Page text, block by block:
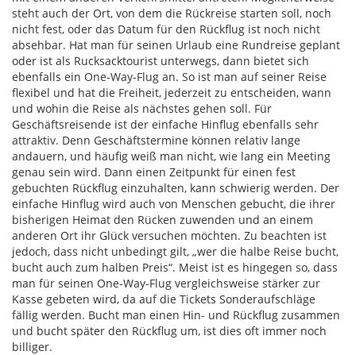
steht auch der Ort, von dem die Rückreise starten soll, noch
nicht fest, oder das Datum für den Rückflug ist noch nicht
absehbar. Hat man für seinen Urlaub eine Rundreise geplant
oder ist als Rucksacktourist unterwegs, dann bietet sich
ebenfalls ein One-Way-Flug an. So ist man auf seiner Reise
flexibel und hat die Freiheit, jederzeit zu entscheiden, wann
und wohin die Reise als nächstes gehen soll. Für
Geschäftsreisende ist der einfache Hinflug ebenfalls sehr
attraktiv. Denn Geschäftstermine können relativ lange
andauern, und häufig weiß man nicht, wie lang ein Meeting
genau sein wird. Dann einen Zeitpunkt für einen fest
gebuchten Rückflug einzuhalten, kann schwierig werden. Der
einfache Hinflug wird auch von Menschen gebucht, die ihrer
bisherigen Heimat den Rücken zuwenden und an einem
anderen Ort ihr Glück versuchen möchten. Zu beachten ist
jedoch, dass nicht unbedingt gilt, „wer die halbe Reise bucht,
bucht auch zum halben Preis“. Meist ist es hingegen so, dass
man für seinen One-Way-Flug vergleichsweise stärker zur
Kasse gebeten wird, da auf die Tickets Sonderaufschläge
fällig werden. Bucht man einen Hin- und Rückflug zusammen
und bucht später den Rückflug um, ist dies oft immer noch
billiger.